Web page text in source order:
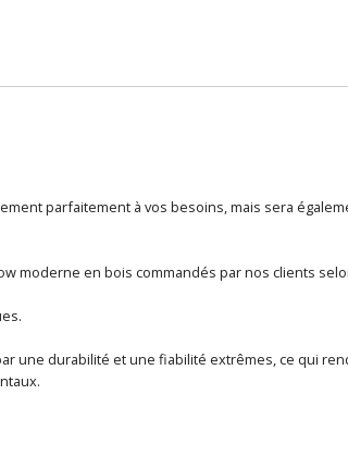
parfaitement à vos besoins, mais sera
en bois commandés par nos clients
une durabilité et une fiabilité extrêmes, ce qui